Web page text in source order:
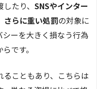
したり、 SNSやインター
さらに重い処罰の対象に
ーを大きく損なう行為
です。
ることもあり、こちらは